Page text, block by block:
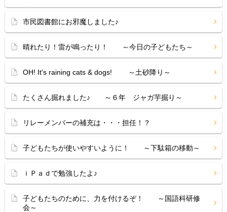
市民図書館にお邪魔しました♪
晴れたり！雷が鳴ったり！ ～今日の子どもたち～
OH! It's raining cats & dogs! ～土砂降り～
たくさん掘れました♪ ～６年 ジャガ芋掘り～
リレーメンバーの補充は・・・担任！？
子どもたちが使いやすいように！ ～下駄箱の移動～
ｉＰａｄで勉強したよ♪
子どもたちのために、力を付けるぞ！ ～国語科研修
会～